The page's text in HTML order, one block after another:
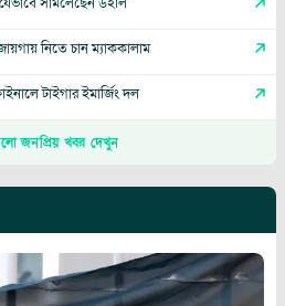
নিতে চান ম্যাককালাম
টাইগার ইমার্জিং দল
জনপ্রিয় খবর দেখুন